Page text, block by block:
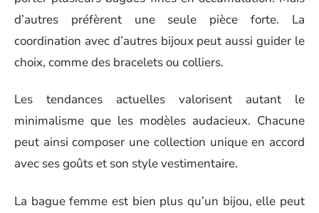
d’autres préfèrent une seule pièce forte. La
coordination avec d’autres bijoux peut aussi guider le
choix, comme des bracelets ou colliers.
Les tendances actuelles valorisent autant le
minimalisme que les modèles audacieux. Chacune
peut ainsi composer une collection unique en accord
avec ses goûts et son style vestimentaire.
La bague femme est bien plus qu’un bijou, elle peut